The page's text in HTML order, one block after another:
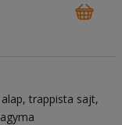
trappista sajt